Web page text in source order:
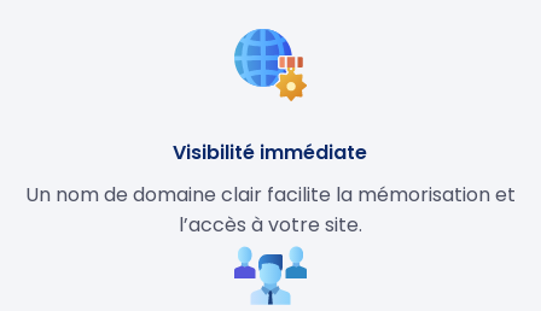
Visibilité immédiate
Un nom de domaine clair facilite la mémorisation et
l’accès à votre site.